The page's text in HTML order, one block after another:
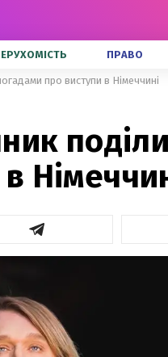
ПРАВО
про виступи в Німеччині